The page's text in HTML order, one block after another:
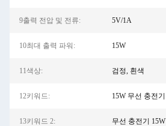
9출력 전압 및 전류: 5V/1A
10최대 출력 파워: 15W
11색상: 검정, 흰색
12키워드: 15W 무선 충전기
13키워드 2: 무선 충전기 15W